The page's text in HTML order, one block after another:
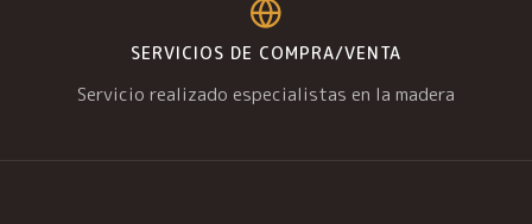
SERVICIOS DE COMPRA/VENTA
Servicio realizado especialistas en la madera